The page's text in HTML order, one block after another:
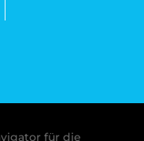
für die